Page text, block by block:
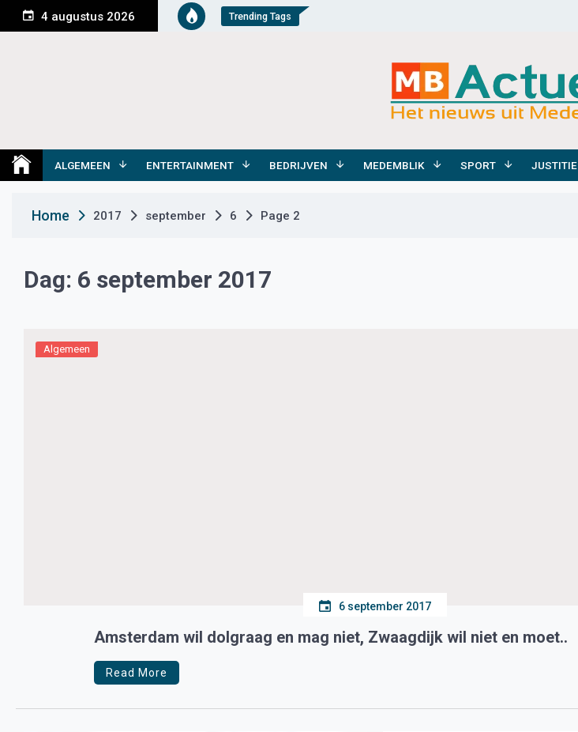
n
e
4 augustus 2026 Trending Tags
Medemblik Actueel
ALGEMEEN ENTERTAINMENT BEDRIJVEN MEDEMBLIK SPORT JUSTITIE
Home 2017 september 6 Page 2
Dag: 6 september 2017
Algemeen
6 september 2017
Amsterdam wil dolgraag en mag niet, Zwaagdijk wil niet en moet..
Read More